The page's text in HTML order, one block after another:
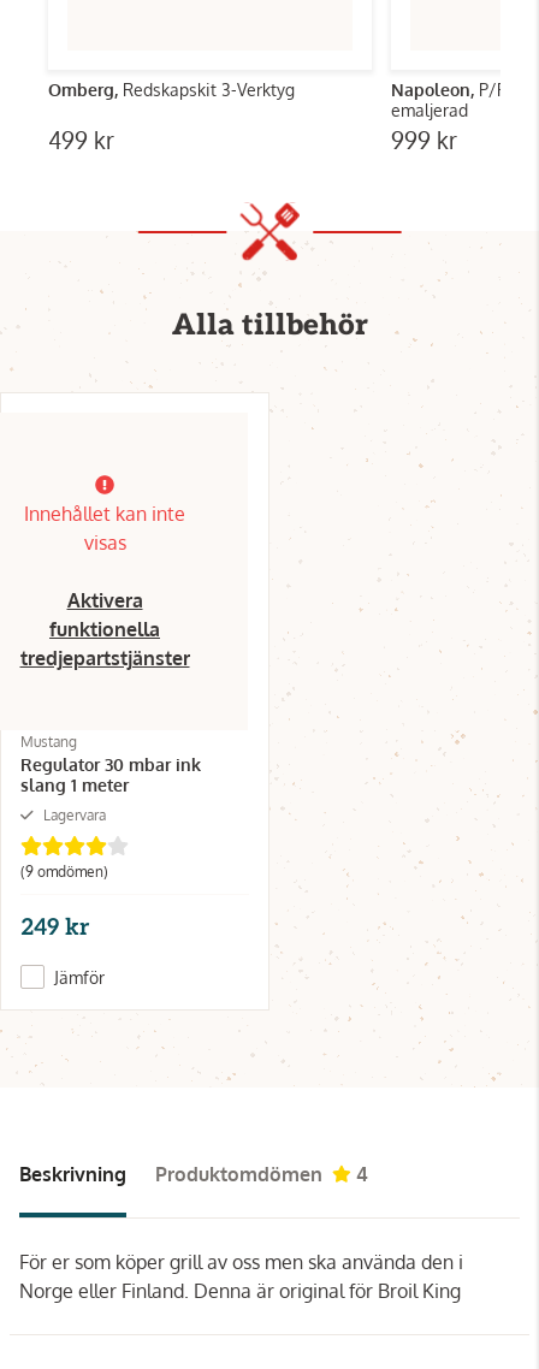
Omberg, Redskapskit 3-Verktyg
499 kr
Napoleon, P/Pro/
emaljerad
999 kr
Alla tillbehör
Innehållet kan inte
visas
Aktivera
funktionella
tredjepartstjänster
Mustang
Regulator 30 mbar ink
slang 1 meter
Lagervara
(9 omdömen)
249 kr
Jämför
Beskrivning Produktomdömen 4
För er som köper grill av oss men ska använda den i
Norge eller Finland. Denna är original för Broil King